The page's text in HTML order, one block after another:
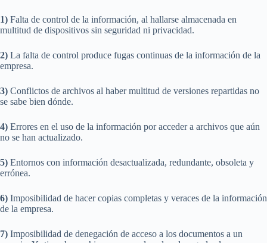
1) Falta de control de la información, al hallarse almacenada en
multitud de dispositivos sin seguridad ni privacidad.
2) La falta de control produce fugas continuas de la información de la
empresa.
3) Conflictos de archivos al haber multitud de versiones repartidas no
se sabe bien dónde.
4) Errores en el uso de la información por acceder a archivos que aún
no se han actualizado.
5) Entornos con información desactualizada, redundante, obsoleta y
errónea.
6) Imposibilidad de hacer copias completas y veraces de la información
de la empresa.
7) Imposibilidad de denegación de acceso a los documentos a un